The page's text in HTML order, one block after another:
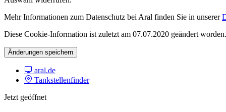
Mehr Informationen zum Datenschutz bei Aral finden Sie in unserer
Diese Cookie-Information ist zuletzt am 07.07.2020 geändert worden.
Änderungen speichern
aral.de
Tankstellenfinder
Jetzt geöffnet